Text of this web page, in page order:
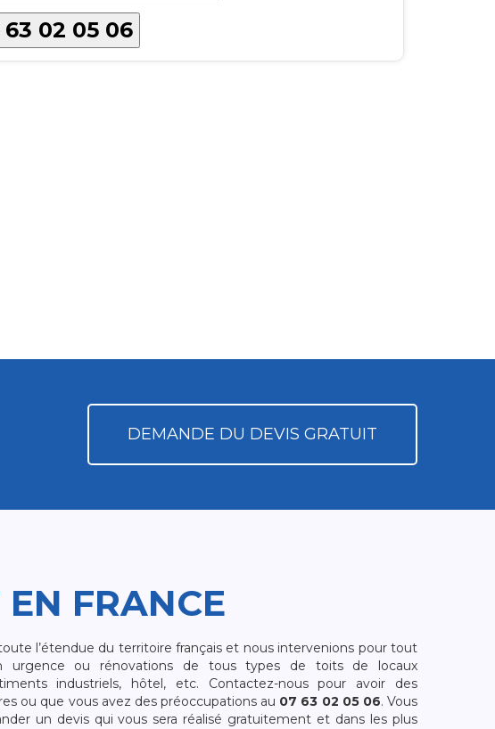
02 05 06
DEMANDE DU DEVIS GRATUIT
FRANCE
l’étendue du territoire français et nous intervenions pour tout
urgence ou rénovations de tous types de toits de locaux
industriels, hôtel, etc. Contactez-nous pour avoir des
ou que vous avez des préoccupations au 07 63 02 05 06. Vous
un devis qui vous sera réalisé gratuitement et dans les plus